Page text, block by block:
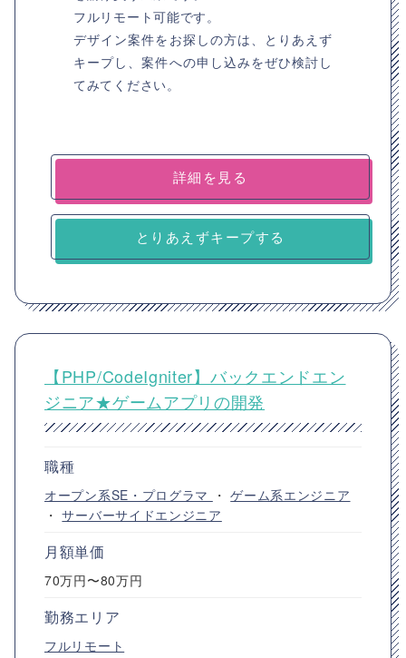
フルリモート可能です。
デザイン案件をお探しの方は、とりあえず
キープし、案件への申し込みをぜひ検討し
てみてください。
詳細を見る
とりあえずキープする
【PHP/CodeIgniter】バックエンドエン
ジニア★ゲームアプリの開発
職種
オープン系SE・プログラマ ・ゲーム系エンジニア
・サーバーサイドエンジニア
月額単価
70万円〜80万円
勤務エリア
フルリモート